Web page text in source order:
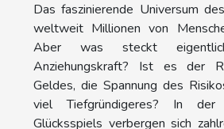
Das faszinierende Universum
weltweit Millionen von
Aber was steckt
Anziehungskraft? Ist es der
Geldes, die Spannung des
viel Tiefgründigeres? In der
Glücksspiels verbergen sich